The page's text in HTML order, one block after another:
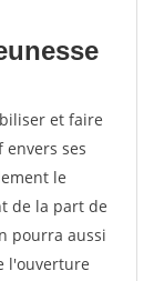
et faire
ses
le
de la part de
pourra aussi
l'ouverture